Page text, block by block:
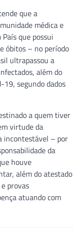
que a
médica e
que possui
óbitos – no período
ultrapassou a
além do
segundo dados
a quem tiver
virtude da
incontestável – por
da
houve
além do atestado
provas
atuando com